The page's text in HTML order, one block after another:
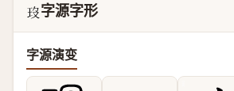
𤣻字源字形
字源演变